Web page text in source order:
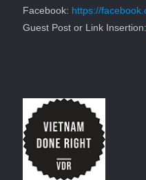
Facebook: https://
Guest Post or Link Insertion: